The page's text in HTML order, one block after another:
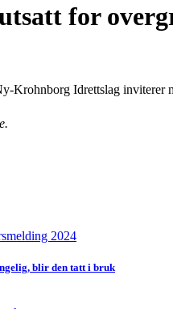
for
Krohnborg Idrettslag inviterer
2024
blir den tatt i bruk